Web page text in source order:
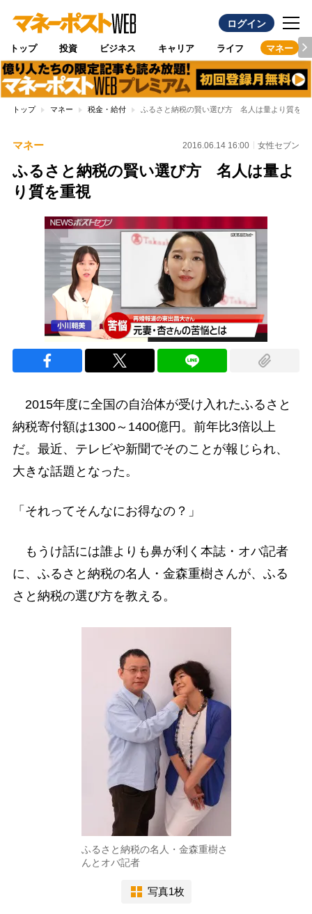
ログイン
トップ 投資 ビジネス キャリア ライフ マネー
トップ マネー 税金・給付 ふるさと納税の賢い選び方 名人は量より質を重
マネー 2016.06.14 16:00 女性セブン
ふるさと納税の賢い選び方 名人は量よ
り質を重視
2015年度に全国の自治体が受け入れたふるさと
納税寄付額は1300～1400億円。前年比3倍以上
だ。最近、テレビや新聞でそのことが報じられ、
大きな話題となった。
「それってそんなにお得なの？」
もうけ話には誰よりも鼻が利く本誌・オバ記者
に、ふるさと納税の名人・金森重樹さんが、ふる
さと納税の選び方を教える。
ふるさと納税の名人・金森重樹さ
んとオバ記者
写真1枚